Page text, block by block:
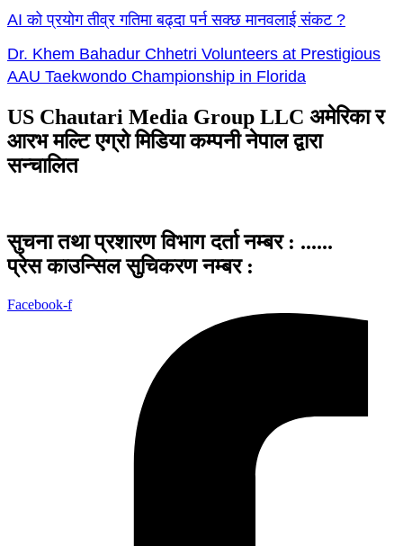
AI को प्रयोग तीव्र गतिमा बढ्दा पर्न सक्छ मानवलाई संकट ?
Dr. Khem Bahadur Chhetri Volunteers at Prestigious
AAU Taekwondo Championship in Florida
US Chautari Media Group LLC अमेरिका र
आरभ मल्टि एग्रो मिडिया कम्पनी नेपाल द्वारा
सन्चालित
सुचना तथा प्रशारण विभाग दर्ता नम्बर : ......
प्रेस काउन्सिल सुचिकरण नम्बर :
Facebook-f